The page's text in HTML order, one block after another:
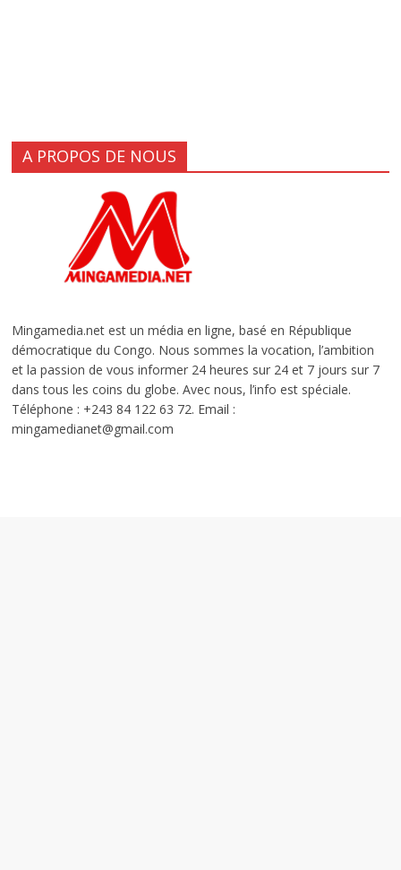
A PROPOS DE NOUS
Mingamedia.net est un média en ligne, basé en République
démocratique du Congo. Nous sommes la vocation, l’ambition
et la passion de vous informer 24 heures sur 24 et 7 jours sur 7
dans tous les coins du globe. Avec nous, l’info est spéciale.
Téléphone : +243 84 122 63 72. Email :
mingamedianet@gmail.com